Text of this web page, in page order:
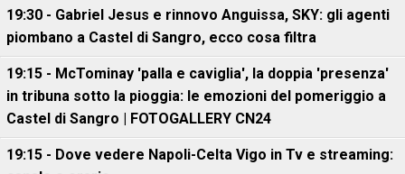
19:30 - Gabriel Jesus e rinnovo Anguissa, SKY: gli agenti
piombano a Castel di Sangro, ecco cosa filtra
19:15 - McTominay 'palla e caviglia', la doppia 'presenza'
in tribuna sotto la pioggia: le emozioni del pomeriggio a
Castel di Sangro | FOTOGALLERY CN24
19:15 - Dove vedere Napoli-Celta Vigo in Tv e streaming: